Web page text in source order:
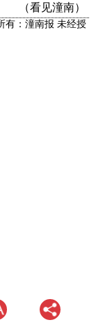
（看见潼南）
有：潼南报 未经授